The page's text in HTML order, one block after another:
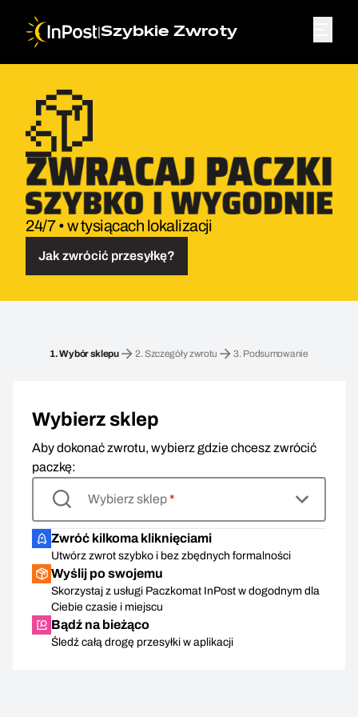
|Szybkie Zwroty
24/7 • w tysiącach lokalizacji
Jak zwrócić przesyłkę?
1.Wybór sklepu 2.Szczegóły zwrotu 3. Podsumowanie
Wybierz sklep
Aby dokonać zwrotu, wybierz gdzie chcesz zwrócić
paczkę:
Wybierz sklep*
Zwróć kilkoma kliknięciami
Utwórz zwrot szybko i bez zbędnych formalności
Wyślij po swojemu
Skorzystaj z usługi Paczkomat InPost w dogodnym dla
Ciebie czasie i miejscu
Bądź na bieżąco
Śledź całą drogę przesyłki w aplikacji